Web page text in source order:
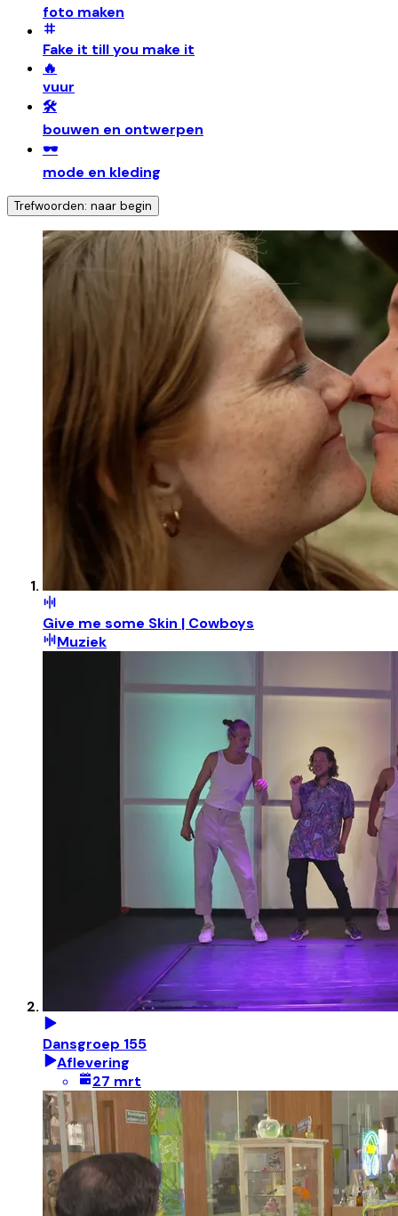
foto maken
Fake it till you make it
🔥
vuur
🛠️
bouwen en ontwerpen
🕶️
mode en kleding
Trefwoorden: naar begin
Give me some Skin | Cowboys
Muziek
Dansgroep 155
Aflevering
27 mrt